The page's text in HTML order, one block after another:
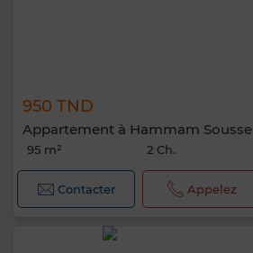
950 TND
Appartement à Hammam Sousse
95 m² 2 Ch.
Contacter Appelez